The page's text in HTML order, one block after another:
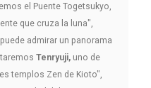
el Puente Togetsukyo,
que cruza la luna",
admirar un panorama
Tenryuji, uno de
templos Zen de Kioto",